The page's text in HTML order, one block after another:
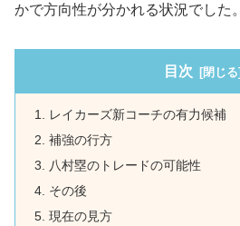
かで方向性が分かれる状況でした。
目次
レイカーズ新コーチの有力候補
補強の行方
八村塁のトレードの可能性
その後
現在の見方